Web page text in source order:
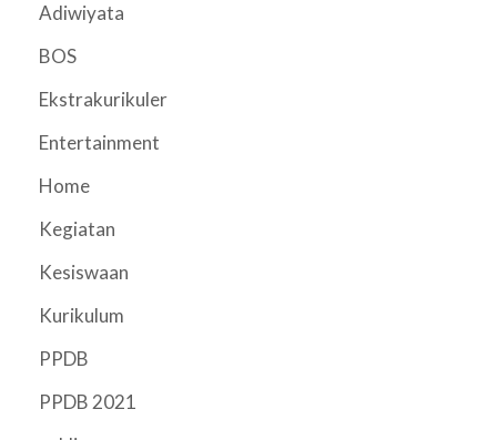
Adiwiyata
BOS
Ekstrakurikuler
Entertainment
Home
Kegiatan
Kesiswaan
Kurikulum
PPDB
PPDB 2021